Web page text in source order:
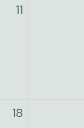
11
18